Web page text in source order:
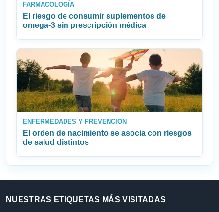
FARMACOLOGÍA
El riesgo de consumir suplementos de
omega‑3 sin prescripción médica
ENFERMEDADES Y PREVENCIÓN
El orden de nacimiento se asocia con riesgos
de salud distintos
NUESTRAS ETIQUETAS MÁS VISITADAS